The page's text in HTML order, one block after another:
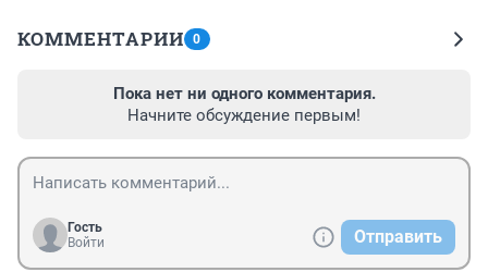
КОММЕНТАРИИ 0
Пока нет ни одного комментария.
Начните обсуждение первым!
Гость
Войти
Отправить